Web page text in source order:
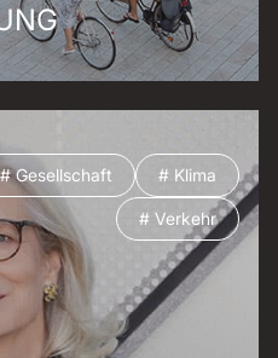
# Gesellschaft # Klima
# Verkehr